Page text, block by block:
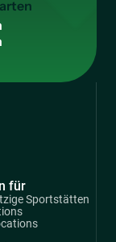
für
Sportstätten